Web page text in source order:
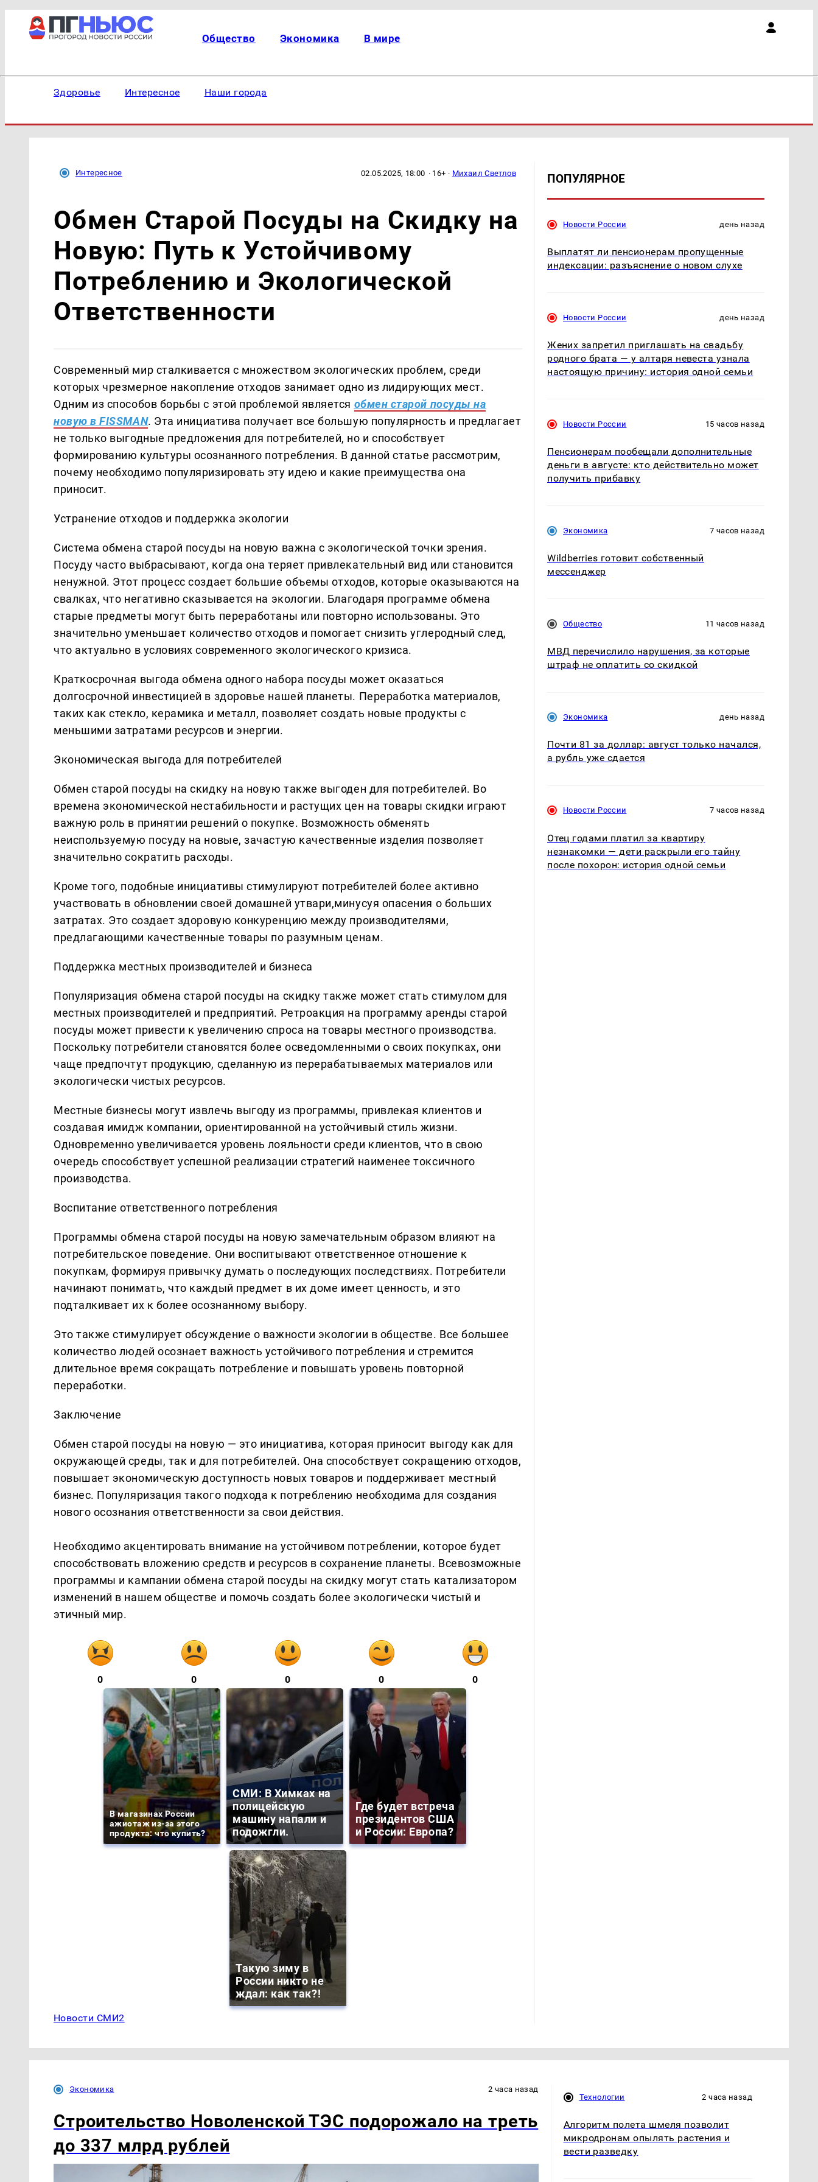
Общество Экономика В мире
Здоровье Интересное Наши города
Интересное 02.05.2025, 18:00 · 16+ · Михаил Светлов
Обмен Старой Посуды на Скидку на
Новую: Путь к Устойчивому
Потреблению и Экологической
Ответственности
Современный мир сталкивается с множеством экологических проблем, среди
которых чрезмерное накопление отходов занимает одно из лидирующих мест.
Одним из способов борьбы с этой проблемой является обмен старой посуды на
новую в FISSMAN. Эта инициатива получает все большую популярность и предлагает
не только выгодные предложения для потребителей, но и способствует
формированию культуры осознанного потребления. В данной статье рассмотрим,
почему необходимо популяризировать эту идею и какие преимущества она
приносит.
Устранение отходов и поддержка экологии
Система обмена старой посуды на новую важна с экологической точки зрения.
Посуду часто выбрасывают, когда она теряет привлекательный вид или становится
ненужной. Этот процесс создает большие объемы отходов, которые оказываются на
свалках, что негативно сказывается на экологии. Благодаря программе обмена
старые предметы могут быть переработаны или повторно использованы. Это
значительно уменьшает количество отходов и помогает снизить углеродный след,
что актуально в условиях современного экологического кризиса.
Краткосрочная выгода обмена одного набора посуды может оказаться
долгосрочной инвестицией в здоровье нашей планеты. Переработка материалов,
таких как стекло, керамика и металл, позволяет создать новые продукты с
меньшими затратами ресурсов и энергии.
Экономическая выгода для потребителей
Обмен старой посуды на скидку на новую также выгоден для потребителей. Во
времена экономической нестабильности и растущих цен на товары скидки играют
важную роль в принятии решений о покупке. Возможность обменять
неиспользуемую посуду на новые, зачастую качественные изделия позволяет
значительно сократить расходы.
Кроме того, подобные инициативы стимулируют потребителей более активно
участвовать в обновлении своей домашней утвари,минусуя опасения о больших
затратах. Это создает здоровую конкуренцию между производителями,
предлагающими качественные товары по разумным ценам.
Поддержка местных производителей и бизнеса
Популяризация обмена старой посуды на скидку также может стать стимулом для
местных производителей и предприятий. Ретроакция на программу аренды старой
посуды может привести к увеличению спроса на товары местного производства.
Поскольку потребители становятся более осведомленными о своих покупках, они
чаще предпочтут продукцию, сделанную из перерабатываемых материалов или
экологически чистых ресурсов.
Местные бизнесы могут извлечь выгоду из программы, привлекая клиентов и
создавая имидж компании, ориентированной на устойчивый стиль жизни.
Одновременно увеличивается уровень лояльности среди клиентов, что в свою
очередь способствует успешной реализации стратегий наименее токсичного
производства.
Воспитание ответственного потребления
Программы обмена старой посуды на новую замечательным образом влияют на
потребительское поведение. Они воспитывают ответственное отношение к
покупкам, формируя привычку думать о последующих последствиях. Потребители
начинают понимать, что каждый предмет в их доме имеет ценность, и это
подталкивает их к более осознанному выбору.
Это также стимулирует обсуждение о важности экологии в обществе. Все большее
количество людей осознает важность устойчивого потребления и стремится
длительное время сокращать потребление и повышать уровень повторной
переработки.
Заключение
Обмен старой посуды на новую — это инициатива, которая приносит выгоду как для
окружающей среды, так и для потребителей. Она способствует сокращению отходов,
повышает экономическую доступность новых товаров и поддерживает местный
бизнес. Популяризация такого подхода к потреблению необходима для создания
нового осознания ответственности за свои действия.
Необходимо акцентировать внимание на устойчивом потреблении, которое будет
способствовать вложению средств и ресурсов в сохранение планеты. Всевозможные
программы и кампании обмена старой посуды на скидку могут стать катализатором
изменений в нашем обществе и помочь создать более экологически чистый и
этичный мир.
0 0 0 0 0
В магазинах России
ажиотаж из-за этого
продукта: что купить?
СМИ: В Химках на
полицейскую
машину напали и
подожгли.
Где будет встреча
президентов США
и России: Европа?
Такую зиму в
России никто не
ждал: как так?!
Новости СМИ2
ПОПУЛЯРНОЕ
Новости России день назад
Выплатят ли пенсионерам пропущенные
индексации: разъяснение о новом слухе
Новости России день назад
Жених запретил приглашать на свадьбу
родного брата — у алтаря невеста узнала
настоящую причину: история одной семьи
Новости России 15 часов назад
Пенсионерам пообещали дополнительные
деньги в августе: кто действительно может
получить прибавку
Экономика 7 часов назад
Wildberries готовит собственный
мессенджер
Общество 11 часов назад
МВД перечислило нарушения, за которые
штраф не оплатить со скидкой
Экономика день назад
Почти 81 за доллар: август только начался,
а рубль уже сдается
Новости России 7 часов назад
Отец годами платил за квартиру
незнакомки — дети раскрыли его тайну
после похорон: история одной семьи
Экономика 2 часа назад
Строительство Новоленской ТЭС подорожало на треть
до 337 млрд рублей
Технологии 2 часа назад
Алгоритм полета шмеля позволит
микродронам опылять растения и
вести разведку